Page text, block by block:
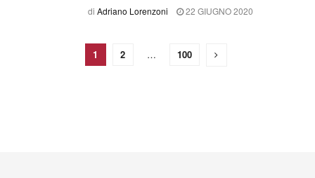
di Adriano Lorenzoni 22 GIUGNO 2020
1 2 … 100